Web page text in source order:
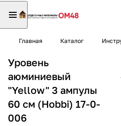
Главная Каталог
Уровень
аюминиевый
"Yellow" 3 ампулы
60 см (Hobbi) 17-0-
006